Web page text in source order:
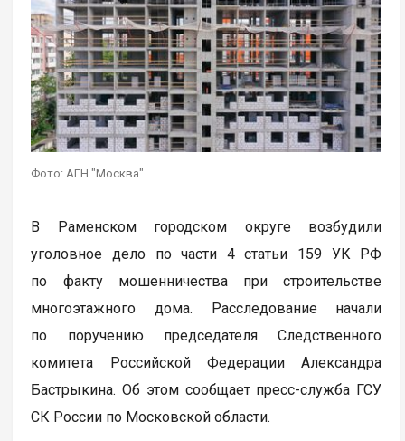
Фото: АГН "Москва"
В Раменском городском округе возбудили
уголовное дело по части 4 статьи 159 УК РФ
по факту мошенничества при строительстве
многоэтажного дома. Расследование начали
по поручению председателя Следственного
комитета Российской Федерации Александра
Бастрыкина. Об этом сообщает пресс-служба ГСУ
СК России по Московской области.